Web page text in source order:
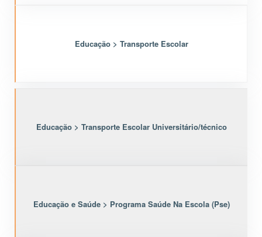
Educação > Transporte Escolar
Educação > Transporte Escolar Universitário/técnico
Educação e Saúde > Programa Saúde Na Escola (Pse)